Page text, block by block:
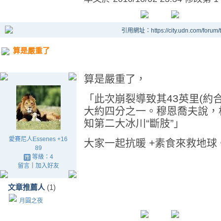
引用網址：https://city.udn.com/
算是嚴重了
愛賽尼人Essenes +16
89
等級：4
留言｜ 加入好友
文章推薦人 (1)
月圓之夜
算是嚴重了，
「此次崩裂導致其43英里(約
大約四分之一。穆恩喬夫說
知第二大冰川“斷肢”」
大家一起抗暖 +素食來救地球